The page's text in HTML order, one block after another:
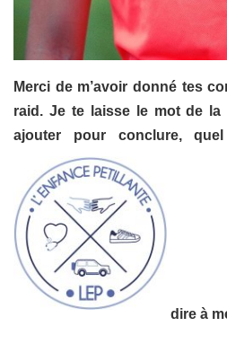
Merci de m’avoir donné tes
raid. Je te laisse le mot de la
ajouter pour conclure, quel
dire à